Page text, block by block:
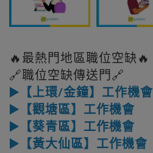
🔥最熱門地區職位空缺🔥
🔗職位空缺傳送門🔗
▶️【上環/金鐘】工作機會
▶️【觀塘區】工作機會
▶️【葵青區】工作機會
▶️【黃大仙區】工作機會